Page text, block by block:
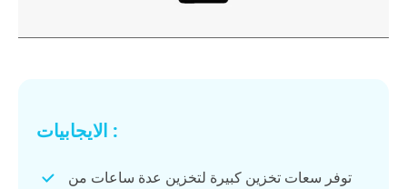
الايجابيات :
توفر سعات تخزين كبيرة لتخزين عدة ساعات من